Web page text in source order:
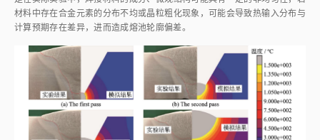
合理，其中第四道焊缝计算的熔池轮廓和实验轮廓有较大的差异，主要原因
是在实际实验中，焊接材料的成分、微观结构可能具有一定的非均匀性，若
计算预期存在差异，进而造成熔池轮廓偏差。